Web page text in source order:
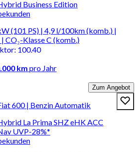
Business Edition
(101 PS) | 4,9 l/100km (komb.) |
CO₂-Klasse C (komb.)
: 100.40
km pro Jahr
Zum Angebot
600 | Benzin Automatik
La Prima SHZ eHK ACC
UVP-28%*